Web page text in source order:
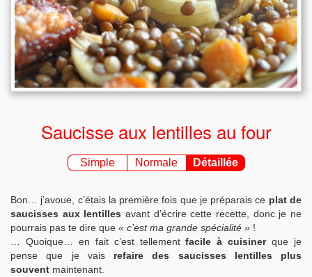
Saucisse aux lentilles au four
Simple Normale Détaillée
Bon… j’avoue, c’étais la première fois que je préparais ce plat de
saucisses aux lentilles avant d’écrire cette recette, donc je ne
pourrais pas te dire que « c’est ma grande spécialité » !
… Quoique… en fait c’est tellementfacile à cuisinerque je
pense que je vaisrefaire des saucisses lentilles plus
souvent maintenant.